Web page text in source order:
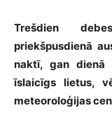
Trešdien
priekšpusdienā
naktī, gan dienā
īslaicīgs lietus,
meteoroloģijas